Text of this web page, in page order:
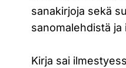
sanakirjoja sekä
sanomalehdistä
Kirja sai